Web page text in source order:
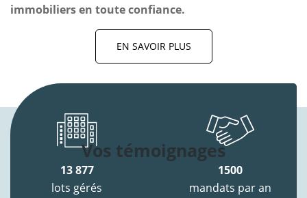
immobiliers en toute confiance.
EN SAVOIR PLUS
Vos témoignages
13 877
lots gérés
1500
mandats par an